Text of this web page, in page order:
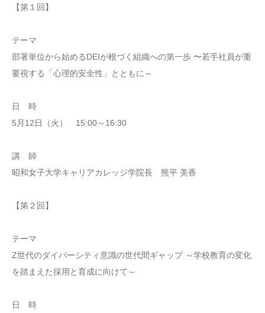
【第１回】
テーマ
部署単位から始めるDEIが根づく組織への第一歩 〜若手社員が重
要視する「心理的安全性」とともに～
日 時
5月12日（火） 15:00～16:30
講 師
昭和女子大学キャリアカレッジ学院長 熊平 美香
【第２回】
テーマ
Z世代のダイバーシティ意識の世代間ギャップ ～学校教育の変化
を踏まえた採用と育成に向けて～
日 時